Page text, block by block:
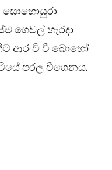
සොහොයුරා
ගෙවල් හැරදා
ආරංචි වී බොහෝ
පරල වීගෙනය.